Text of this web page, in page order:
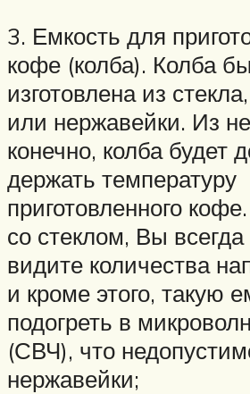
3. Емкость для
кофе (колба). Колба
изготовлена из
или нержавейки. Из
конечно, колба будет
держать температуру
приготовленного
со стеклом, Вы всегда
видите количества
и кроме этого, такую
подогреть в
(СВЧ), что
нержавейки;